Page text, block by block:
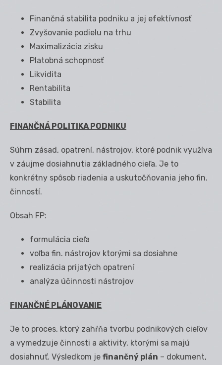
Finančná stabilita podniku a jej efektívnosť
Zvyšovanie podielu na trhu
Maximalizácia zisku
Platobná schopnosť
Likvidita
Rentabilita
Stabilita
FINANČNÁ POLITIKA PODNIKU
Súhrn zásad, opatrení, nástrojov, ktoré podnik využíva
v záujme dosiahnutia základného cieľa. Je to
konkrétny spôsob riadenia a uskutočňovania jeho fin.
činností.
Obsah FP:
formulácia cieľa
voľba fin. nástrojov ktorými sa dosiahne
realizácia prijatých opatrení
analýza účinnosti nástrojov
FINANČNÉ PLÁNOVANIE
Je to proces, ktorý zahŕňa tvorbu podnikových cieľov
a vymedzuje činnosti a aktivity, ktorými sa majú
dosiahnuť. Výsledkom je finančný plán – dokument,